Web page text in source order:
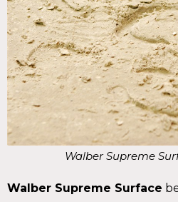
Walber Supreme
Walber Supreme Surface